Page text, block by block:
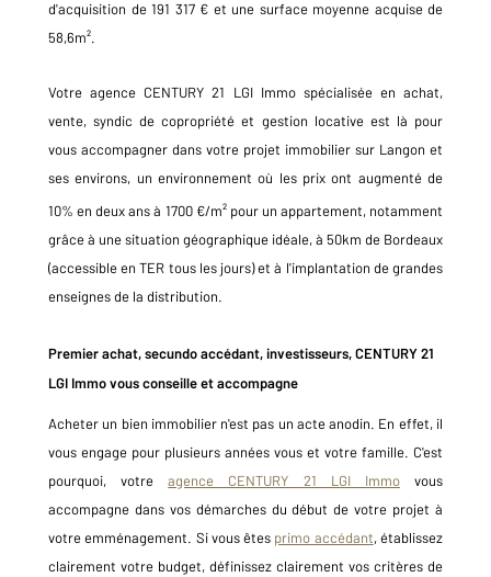
d'acquisition de 191 317 € et une surface moyenne acquise de
58,6m².
Votre agence CENTURY 21 LGI Immo spécialisée en achat,
vente, syndic de copropriété et gestion locative est là pour
vous accompagner dans votre projet immobilier sur Langon et
ses environs, un environnement où les prix ont augmenté de
10% en deux ans à 1700 €/m² pour un appartement, notamment
grâce à une situation géographique idéale, à 50km de Bordeaux
(accessible en TER tous les jours) et à l'implantation de grandes
enseignes de la distribution.
Premier achat, secundo accédant, investisseurs, CENTURY 21
LGI Immo vous conseille et accompagne
Acheter un bien immobilier n'est pas un acte anodin. En effet, il
vous engage pour plusieurs années vous et votre famille. C'est
pourquoi, votreagence CENTURY 21 LGI Immovous
accompagne dans vos démarches du début de votre projet à
votre emménagement. Si vous êtes primo accédant, établissez
clairement votre budget, définissez clairement vos critères de